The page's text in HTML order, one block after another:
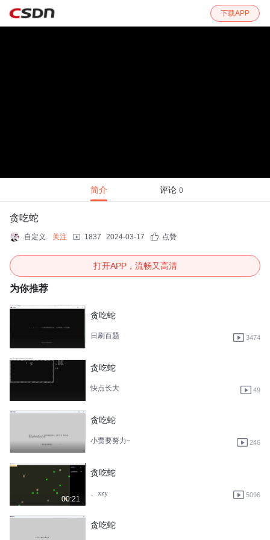
下载APP
简介 评论 0
贪吃蛇
.自定义. 关注 1837 2024-03-17 点赞
打开APP，流畅又高清
为你推荐
贪吃蛇
日刷百题 3474
贪吃蛇
快点长大 49
贪吃蛇
小贾要努力~ 246
00:21
贪吃蛇
、xzy 5096
贪吃蛇